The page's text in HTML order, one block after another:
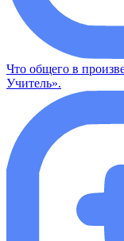
Что общего в
Учитель».